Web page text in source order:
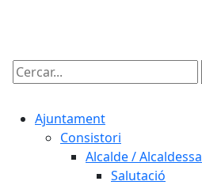
Cercar:
Ajuntament
Consistori
Alcalde / Alcaldessa
Salutació